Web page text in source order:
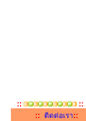
::
::
:: ติดต่อเรา::